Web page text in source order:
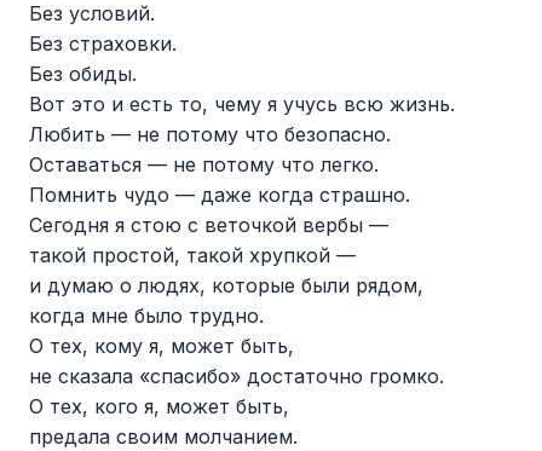
Без условий.
Без страховки.
Без обиды.
Вот это и есть то, чему я учусь всю жизнь.
Любить — не потому что безопасно.
Оставаться — не потому что легко.
Помнить чудо — даже когда страшно.
Сегодня я стою с веточкой вербы —
такой простой, такой хрупкой —
и думаю о людях, которые были рядом,
когда мне было трудно.
О тех, кому я, может быть,
не сказала «спасибо» достаточно громко.
О тех, кого я, может быть,
предала своим молчанием.